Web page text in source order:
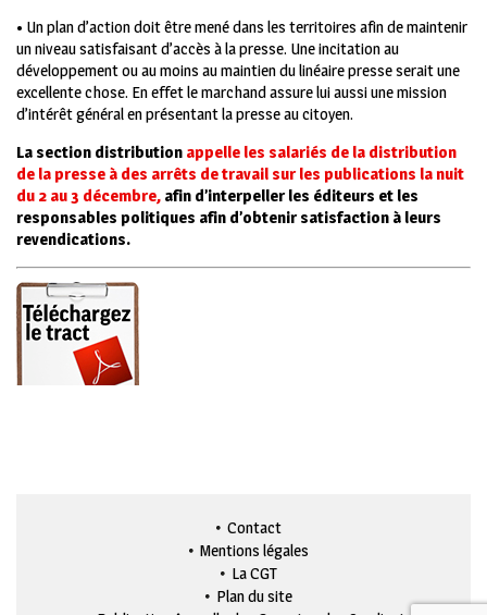
• Un plan d’action doit être mené dans les territoires afin de maintenir
un niveau satisfaisant d’accès à la presse. Une incitation au
développement ou au moins au maintien du linéaire presse serait une
excellente chose. En effet le marchand assure lui aussi une mission
d’intérêt général en présentant la presse au citoyen.
La section distribution appelle les salariés de la distribution
de la presse à des arrêts de travail sur les publications la nuit
du 2 au 3 décembre, afin d’interpeller les éditeurs et les
responsables politiques afin d’obtenir satisfaction à leurs
revendications.
Contact
Mentions légales
La CGT
Plan du site